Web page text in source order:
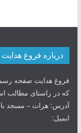
درباره فروغ هدایت
فروغ هدایت صفحه
که در راستای مطالب
آدرس: هرات – مسجد
ایمیل: